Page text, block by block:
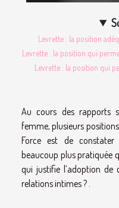
Levrette : la position
Levrette : la position qui
Levrette : la position qui
Au cours des rapports
femme, plusieurs
Force est de constater
beaucoup plus pratiquée
qui justifie l’adoption
relations intimes ? .